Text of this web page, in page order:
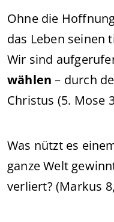
Ohne die
das Leben seinen
Wir sind
wählen – durch
Christus (5. Mose
Was nützt es
ganze Welt
verliert? (Markus